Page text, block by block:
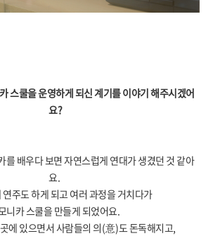
스쿨을 운영하게 되신 계기를 이야기 해주시겠어
요?
를 배우다 보면 자연스럽게 연대가 생겼던 것 같아
요.
주도 하게 되고 여러 과정을 거치다가
니카 스쿨을 만들게 되었어요.
에 있으면서 사람들의 의(意)도 돈독해지고,